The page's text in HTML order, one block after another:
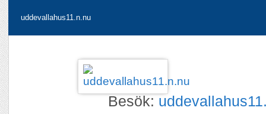
uddevallahus11.n.nu
Besök: